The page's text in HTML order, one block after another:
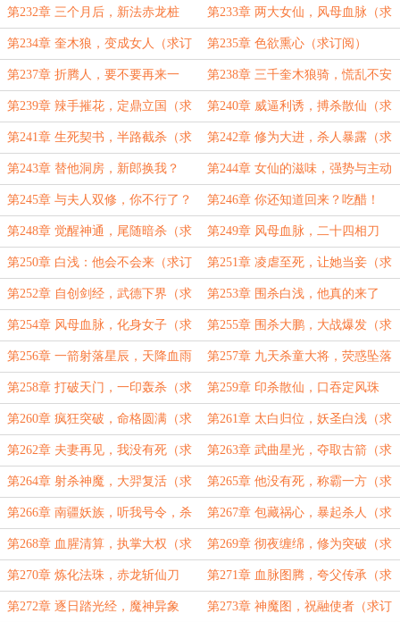
（求订阅） 订阅）
第232章 三个月后，新法赤龙桩
（求订阅）
第233章 两大女仙，风母血脉（求
订阅）
第234章 奎木狼，变成女人（求订
阅）
第235章 色欲熏心（求订阅）
第237章 折腾人，要不要再来一
次？（求订阅）
第238章 三千奎木狼骑，慌乱不安
（求订阅）
第239章 辣手摧花，定鼎立国（求
订阅）
第240章 威逼利诱，搏杀散仙（求
订阅）
第241章 生死契书，半路截杀（求
订阅）
第242章 修为大进，杀人暴露（求
订阅）
第243章 替他洞房，新郎换我？
（求订阅）
第244章 女仙的滋味，强势与主动
（求订阅）
第245章 与夫人双修，你不行了？
（求订阅）
第246章 你还知道回来？吃醋！
（求订阅）
第248章 觉醒神通，尾随暗杀（求
订阅）
第249章 风母血脉，二十四相刀
（求订阅）
第250章 白浅：他会不会来（求订
阅）
第251章 凌虐至死，让她当妾（求
订阅）
第252章 自创剑经，武德下界（求
订阅）
第253章 围杀白浅，他真的来了
（求订阅）
第254章 风母血脉，化身女子（求
订阅）
第255章 围杀大鹏，大战爆发（求
订阅）
第256章 一箭射落星辰，天降血雨
（求订阅）
第257章 九天杀童大将，荧惑坠落
（求订阅）
第258章 打破天门，一印轰杀（求
订阅）
第259章 印杀散仙，口吞定风珠
（求订阅）
第260章 疯狂突破，命格圆满（求
订阅）
第261章 太白归位，妖圣白浅（求
订阅）
第262章 夫妻再见，我没有死（求
订阅）
第263章 武曲星光，夺取古箭（求
订阅）
第264章 射杀神魔，大羿复活（求
订阅）
第265章 他没有死，称霸一方（求
订阅）
第266章 南疆妖族，听我号令，杀
（求订阅）
第267章 包藏祸心，暴起杀人（求
订阅）
第268章 血腥清算，执掌大权（求
订阅）
第269章 彻夜缠绵，修为突破（求
订阅）
第270章 炼化法珠，赤龙斩仙刀
（加更）
第271章 血脉图腾，夸父传承（求
订阅）
第272章 逐日踏光经，魔神异象 第273章 神魔图，祝融使者（求订